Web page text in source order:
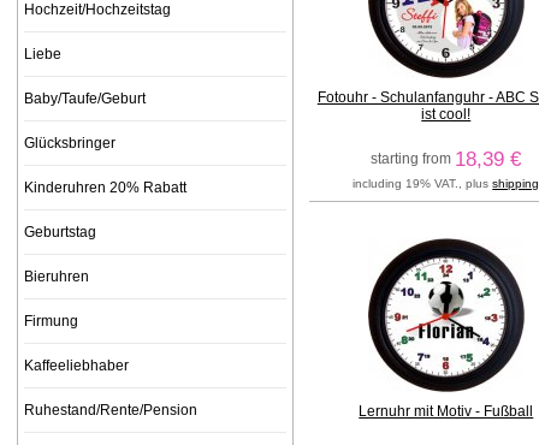
Fotouhr - Schulanfanguhr - ABC
ist cool!
starting from 18,39 €
including 19% VAT., plusshipping
Lernuhr mit Motiv - Fußball
Hochzeit/Hochzeitstag
Liebe
Baby/Taufe/Geburt
Glücksbringer
Kinderuhren 20% Rabatt
Geburtstag
Bieruhren
Firmung
Kaffeeliebhaber
Ruhestand/Rente/Pension